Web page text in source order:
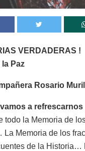
VERDADERAS !
la Paz
Rosario
a
todo la Memoria de
Memoria de los
de la Historia…